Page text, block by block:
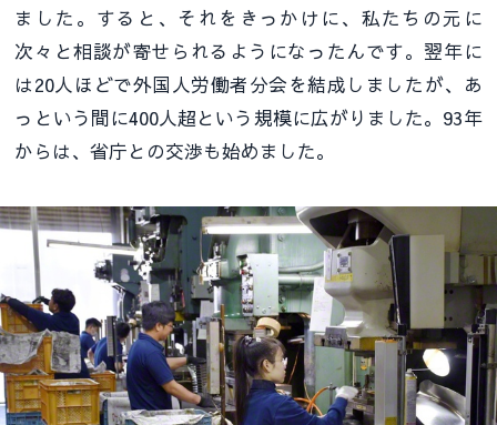
ました。すると、それをきっかけに、私たちの元に
次々と相談が寄せられるようになったんです。翌年に
は20人ほどで外国人労働者分会を結成しましたが、あ
っという間に400人超という規模に広がりました。93年
からは、省庁との交渉も始めました。